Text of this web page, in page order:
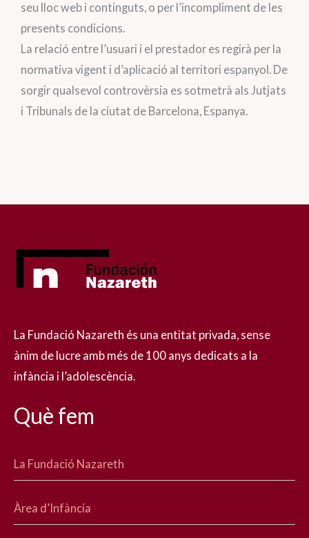
seu lloc web i continguts, o per l’incompliment de les
presents condicions.
La relació entre l’usuari i el prestador es regirà per la
normativa vigent i d’aplicació al territori espanyol. De
sorgir qualsevol controvèrsia es sotmetrà als Jutjats
i Tribunals de la ciutat de Barcelona, Espanya.
La Fundació Nazareth és una entitat privada, sense
ànim de lucre amb més de 100 anys dedicats a la
infància i l’adolescència.
Què fem
La Fundació Nazareth
Àrea d’Infància